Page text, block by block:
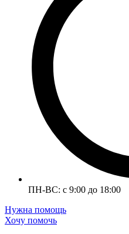
ПН-ВС: с 9:00 до 18:00
Нужна помощь
Хочу помочь